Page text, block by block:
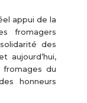
appui de la
fromagers
des
aujourd’hui,
du
honneurs